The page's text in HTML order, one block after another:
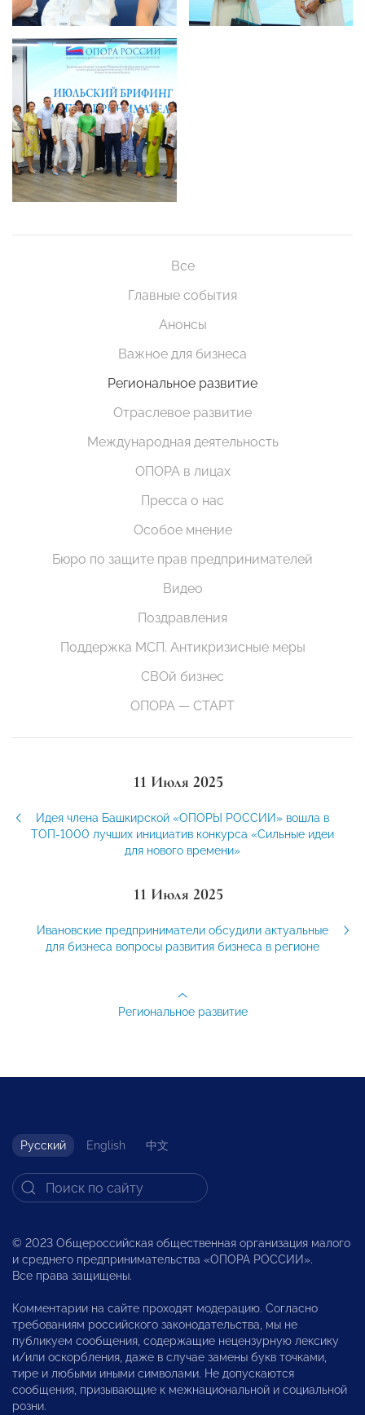
Все
Главные события
Анонсы
Важное для бизнеса
Региональное развитие
Отраслевое развитие
Международная деятельность
ОПОРА в лицах
Пресса о нас
Особое мнение
Бюро по защите прав предпринимателей
Видео
Поздравления
Поддержка МСП. Антикризисные меры
СВОй бизнес
ОПОРА — СТАРТ
11 Июля 2025
Идея члена Башкирской «ОПОРЫ РОССИИ» вошла в
ТОП-1000 лучших инициатив конкурса «Сильные идеи
для нового времени»
11 Июля 2025
Ивановские предприниматели обсудили актуальные
для бизнеса вопросы развития бизнеса в регионе
Региональное развитие
Русский English 中文
© 2023 Общероссийская общественная организация малого
и среднего предпринимательства «ОПОРА РОССИИ».
Все права защищены.
Комментарии на сайте проходят модерацию. Согласно
требованиям российского законодательства, мы не
публикуем сообщения, содержащие нецензурную лексику
и/или оскорбления, даже в случае замены букв точками,
тире и любыми иными символами. Не допускаются
сообщения, призывающие к межнациональной и социальной
розни.